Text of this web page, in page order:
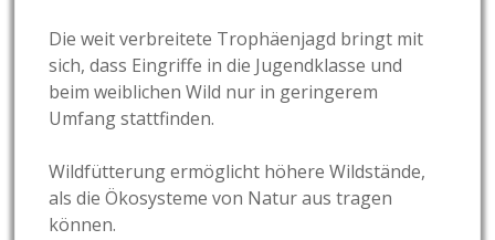
Die weit verbreitete Trophäenjagd bringt mit
sich, dass Eingriffe in die Jugendklasse und
beim weiblichen Wild nur in geringerem
Umfang stattfinden.
Wildfütterung ermöglicht höhere Wildstände,
als die Ökosysteme von Natur aus tragen
können.